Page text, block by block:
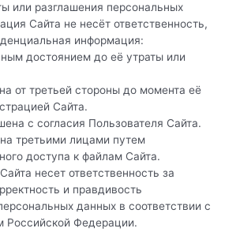
или разглашения персональных
Сайта не несёт ответственность,
информация:
достоянием до её утраты или
от третьей стороны до момента её
Сайта.
с согласия Пользователя Сайта.
третьими лицами путем
доступа к файлам Сайта.
несет ответственность за
и правдивость
данных в соответствии с
Российской Федерации.